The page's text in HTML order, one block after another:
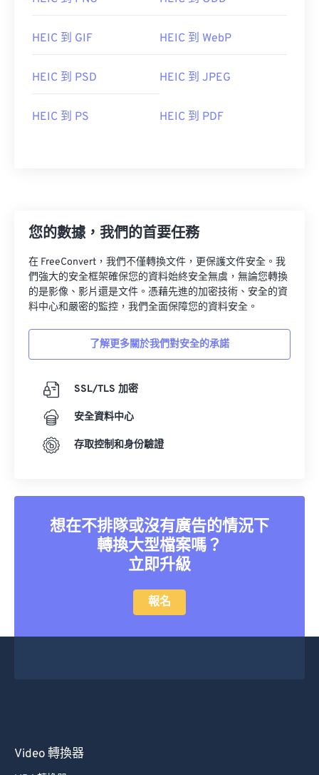
Zoner Photo
開啟 HEIC 檔案的最佳替代方案是
初始發布：2013
HEIC 到 GIF HEIC 到 WebP
HEIC 到 PSD HEIC 到 JPEG
HEIC 到 PS HEIC 到 PDF
您的數據，我們的首要任務
在 FreeConvert，我們不僅轉換文件，更保護文件安全。我
們強大的安全框架確保您的資料始終安全無虞，無論您轉換
的是影像、影片還是文件。憑藉先進的加密技術、安全的資
料中心和嚴密的監控，我們全面保障您的資料安全。
了解更多關於我們對安全的承諾
SSL/TLS 加密
安全資料中心
存取控制和身份驗證
想在不排隊或沒有廣告的情況下
轉換大型檔案嗎？
立即升級
報名
Video 轉換器